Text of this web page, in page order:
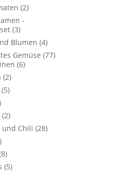
(2)
-
(3)
Blumen (4)
Gemüse (77)
(6)
(2)
(5)
(2)
und Chili (28)
(5)